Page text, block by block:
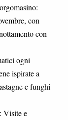
con
con
ogni
ispirate a
e funghi
Visite e